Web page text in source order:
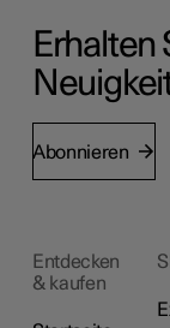
Erhalten
Abonnieren
Entdecken
& kaufen